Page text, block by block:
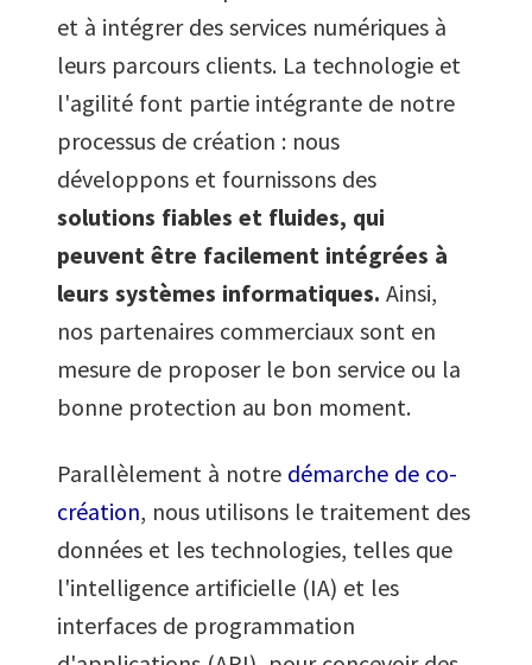
et à intégrer des services numériques à
leurs parcours clients. La technologie et
l'agilité font partie intégrante de notre
processus de création : nous
développons et fournissons des
solutions fiables et fluides, qui
peuvent être facilement intégrées à
leurs systèmes informatiques. Ainsi,
nos partenaires commerciaux sont en
mesure de proposer le bon service ou la
bonne protection au bon moment.
Parallèlement à notre démarche de co-
création, nous utilisons le traitement des
données et les technologies, telles que
l'intelligence artificielle (IA) et les
interfaces de programmation